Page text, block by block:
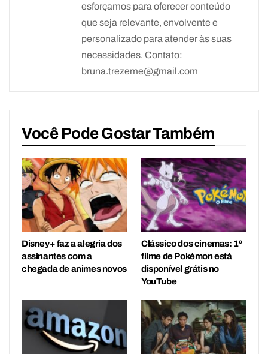
esforçamos para oferecer conteúdo
que seja relevante, envolvente e
personalizado para atender às suas
necessidades. Contato:
bruna.trezeme@gmail.com
Você Pode Gostar Também
Disney+ faz a alegria dos
assinantes com a
chegada de animes novos
Clássico dos cinemas: 1º
filme de Pokémon está
disponível grátis no
YouTube